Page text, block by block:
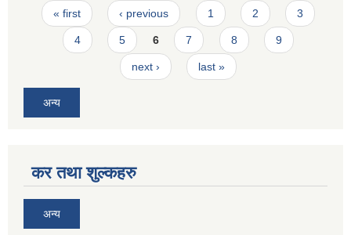
Pages
« first ‹ previous 1 2 3
4 5 6 7 8 9
next › last »
अन्य
कर तथा शुल्कहरु
अन्य